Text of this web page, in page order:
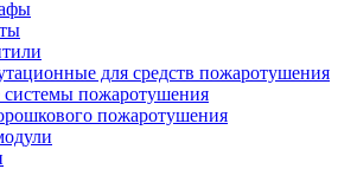
для средств пожаротушения
системы пожаротушения
пожаротушения